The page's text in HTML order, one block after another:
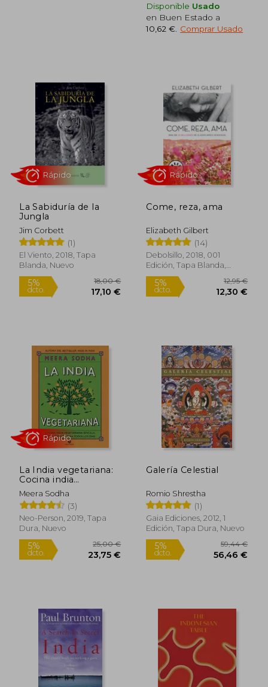
5%
Rápido
Disponible Usado
en Buen Estado a
10,62 € Comprar Usado
La Sabiduría de la
Jungla
Jim Corbett
(1)
El Viento, 2018, Tapa
Blanda, Nuevo
dcto. 17,10 €
Rápido
Come, reza, ama
Elizabeth Gilbert
(14)
Debolsillo, 2018, 001
Edición, Tapa Blanda,
Nuevo
5%
dcto.
La India vegetariana:
Cocina india
vegetariana sencilla,
rápida y fresca para
todos los días
Meera Sodha
(3)
Neo-Person, 2019, Tapa
Dura, Nuevo
Galería Celestial
Romio Shrestha
(1)
Gaia Ediciones, 2012, 1
Edición, Tapa Dura, Nuevo